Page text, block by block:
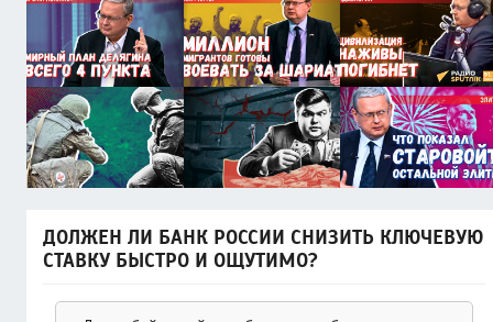
ДОЛЖЕН ЛИ БАНК РОССИИ СНИЗИТЬ КЛЮЧЕВУЮ
СТАВКУ БЫСТРО И ОЩУТИМО?